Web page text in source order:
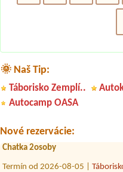
🌞 Naš Tip:
Táborisko Zemplí..
Autocamp OASA
Nové rezervácie:
4 lidi
Termín od 2026-08-07 |
Termín od 2026-08-14 |
Chatka 2osoby
Termín od 2026-08-05 |